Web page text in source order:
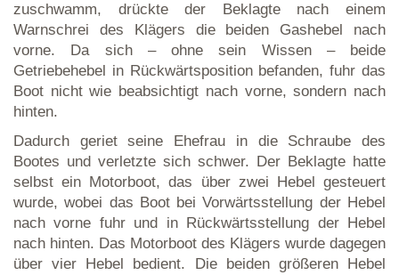
zuschwamm, drückte der Beklagte nach einem
Warnschrei des Klägers die beiden Gashebel nach
vorne. Da sich – ohne sein Wissen – beide
Getriebehebel in Rückwärtsposition befanden, fuhr das
Boot nicht wie beabsichtigt nach vorne, sondern nach
hinten.
Dadurch geriet seine Ehefrau in die Schraube des
Bootes und verletzte sich schwer. Der Beklagte hatte
selbst ein Motorboot, das über zwei Hebel gesteuert
wurde, wobei das Boot bei Vorwärtsstellung der Hebel
nach vorne fuhr und in Rückwärtsstellung der Hebel
nach hinten. Das Motorboot des Klägers wurde dagegen
über vier Hebel bedient. Die beiden größeren Hebel